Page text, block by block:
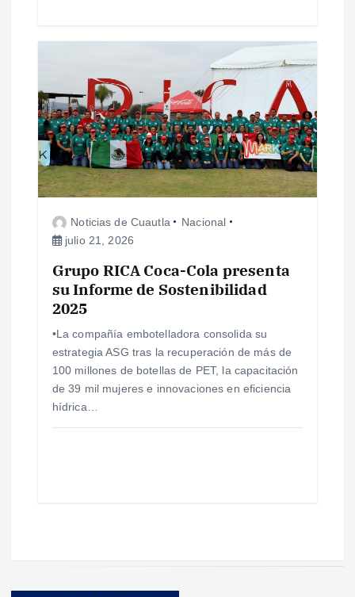
a
Noticias de Cuautla
Nacional
julio 21, 2026
Grupo RICA Coca-Cola presenta
su Informe de Sostenibilidad
2025
•La compañía embotelladora consolida su
estrategia ASG tras la recuperación de más de
100 millones de botellas de PET, la capacitación
de 39 mil mujeres e innovaciones en eficiencia
hídrica…